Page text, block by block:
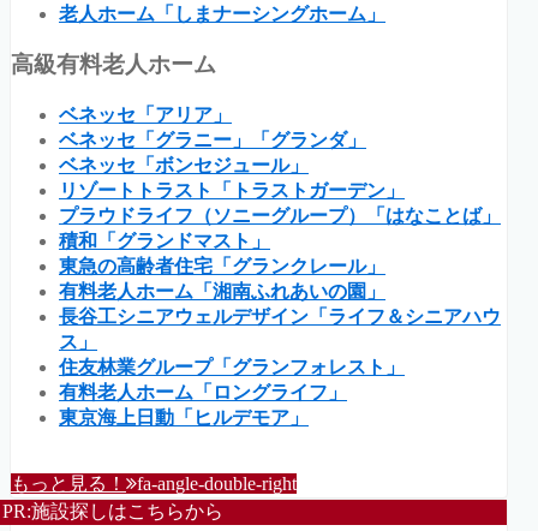
老人ホーム「しまナーシングホーム」
高級有料老人ホーム
ベネッセ「アリア」
ベネッセ「グラニー」「グランダ」
ベネッセ「ボンセジュール」
リゾートトラスト「トラストガーデン」
プラウドライフ（ソニーグループ）「はなことば」
積和「グランドマスト」
東急の高齢者住宅「グランクレール」
有料老人ホーム「湘南ふれあいの園」
長谷工シニアウェルデザイン「ライフ＆シニアハウ
ス」
住友林業グループ「グランフォレスト」
有料老人ホーム「ロングライフ」
東京海上日動「ヒルデモア」
もっと見る！ fa-angle-double-right
PR:施設探しはこちらから